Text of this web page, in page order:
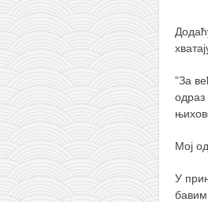
”За
Мој
У
бавим